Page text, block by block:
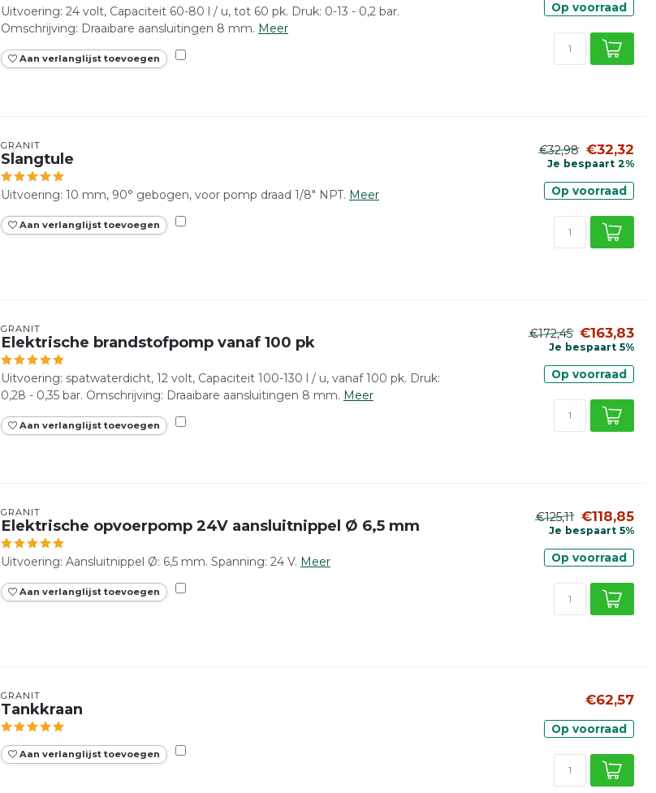
Uitvoering: 24 volt, Capaciteit 60-80 l / u, tot 60 pk. Druk: 0-13 - 0,2 bar.
Omschrijving: Draaibare aansluitingen 8 mm. Meer
Aan verlanglijst toevoegen
Op voorraad
GRANIT
Slangtule
Uitvoering: 10 mm, 90° gebogen, voor pomp draad 1/8" NPT. Meer
Aan verlanglijst toevoegen
€32,98 €32,32
Je bespaart 2%
Op voorraad
GRANIT
Elektrische brandstofpomp vanaf 100 pk
Uitvoering: spatwaterdicht, 12 volt, Capaciteit 100-130 l / u, vanaf 100 pk. Druk:
0,28 - 0,35 bar. Omschrijving: Draaibare aansluitingen 8 mm. Meer
Aan verlanglijst toevoegen
€172,45 €163,83
Je bespaart 5%
Op voorraad
GRANIT
Elektrische opvoerpomp 24V aansluitnippel Ø 6,5 mm
Uitvoering: Aansluitnippel Ø: 6,5 mm. Spanning: 24 V. Meer
Aan verlanglijst toevoegen
€125,11 €118,85
Je bespaart 5%
Op voorraad
GRANIT
Tankkraan
Aan verlanglijst toevoegen
€62,57
Op voorraad